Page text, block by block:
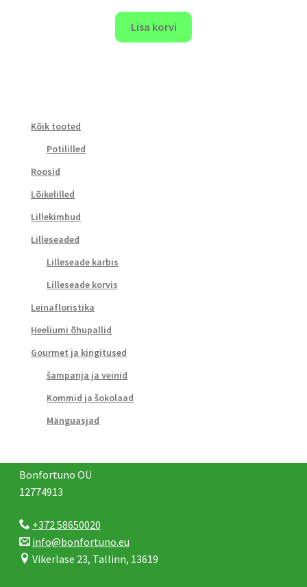
Lisa korvi
Kõik tooted
Potililled
Roosid
Lõikelilled
Lillekimbud
Lilleseaded
Lilleseade karbis
Lilleseade korvis
Leinafloristika
Heeliumi õhupallid
Gourmet ja kingitused
šampanja ja veinid
Kommid ja šokolaad
Mänguasjad
Bonfortuno OÜ
12774913
+372 58650020
info@bonfortuno.eu
Vikerlase 23, Tallinn, 13619